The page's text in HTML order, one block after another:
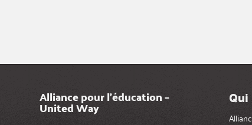
Alliance pour l’éducation –
United Way